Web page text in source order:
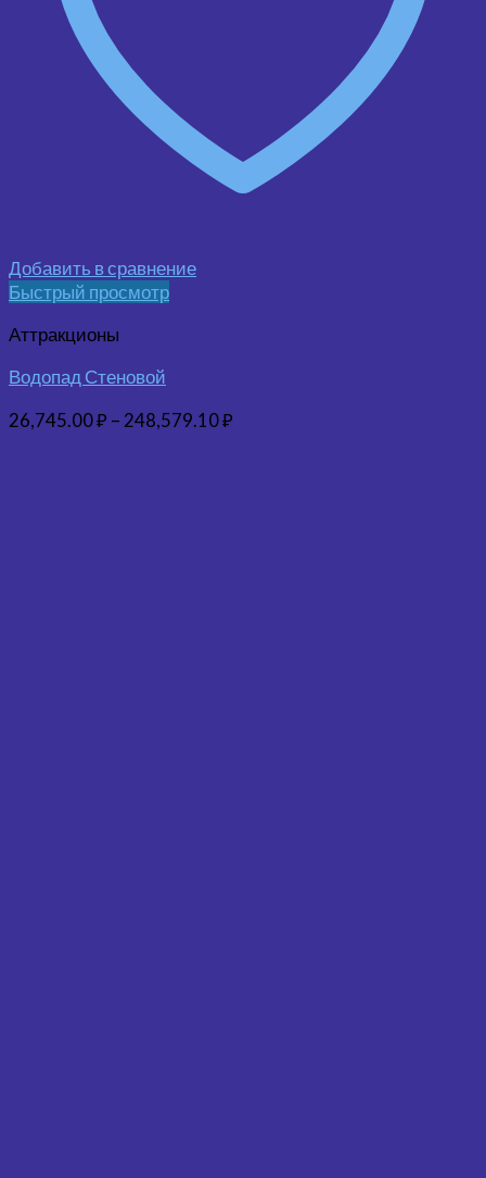
Добавить в сравнение
Быстрый просмотр
Аттракционы
Водопад Стеновой
26,745.00₽ – 248,579.10₽